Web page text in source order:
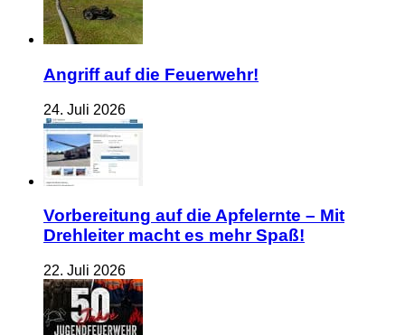
Angriff auf die Feuerwehr!
24. Juli 2026
Vorbereitung auf die Apfelernte – Mit
Drehleiter macht es mehr Spaß!
22. Juli 2026